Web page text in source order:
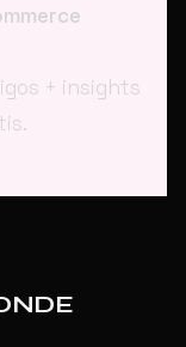
+ insights